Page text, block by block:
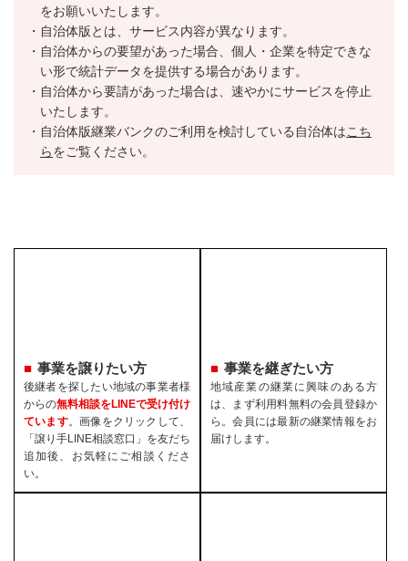
をお願いいたします。
自治体版とは、サービス内容が異なります。
自治体からの要望があった場合、個人・企業を特定できな
い形で統計データを提供する場合があります。
自治体から要請があった場合は、速やかにサービスを停止
いたします。
自治体版継業バンクのご利用を検討している自治体はこち
らをご覧ください。
事業を譲りたい方
後継者を探したい地域の事業者様
からの無料相談をLINEで受け付け
ています。画像をクリックして、
「譲り手LINE相談窓口」を友だち
追加後、お気軽にご相談くださ
い。
事業を継ぎたい方
地域産業の継業に興味のある方
は、まず利用料無料の会員登録か
ら。会員には最新の継業情報をお
届けします。